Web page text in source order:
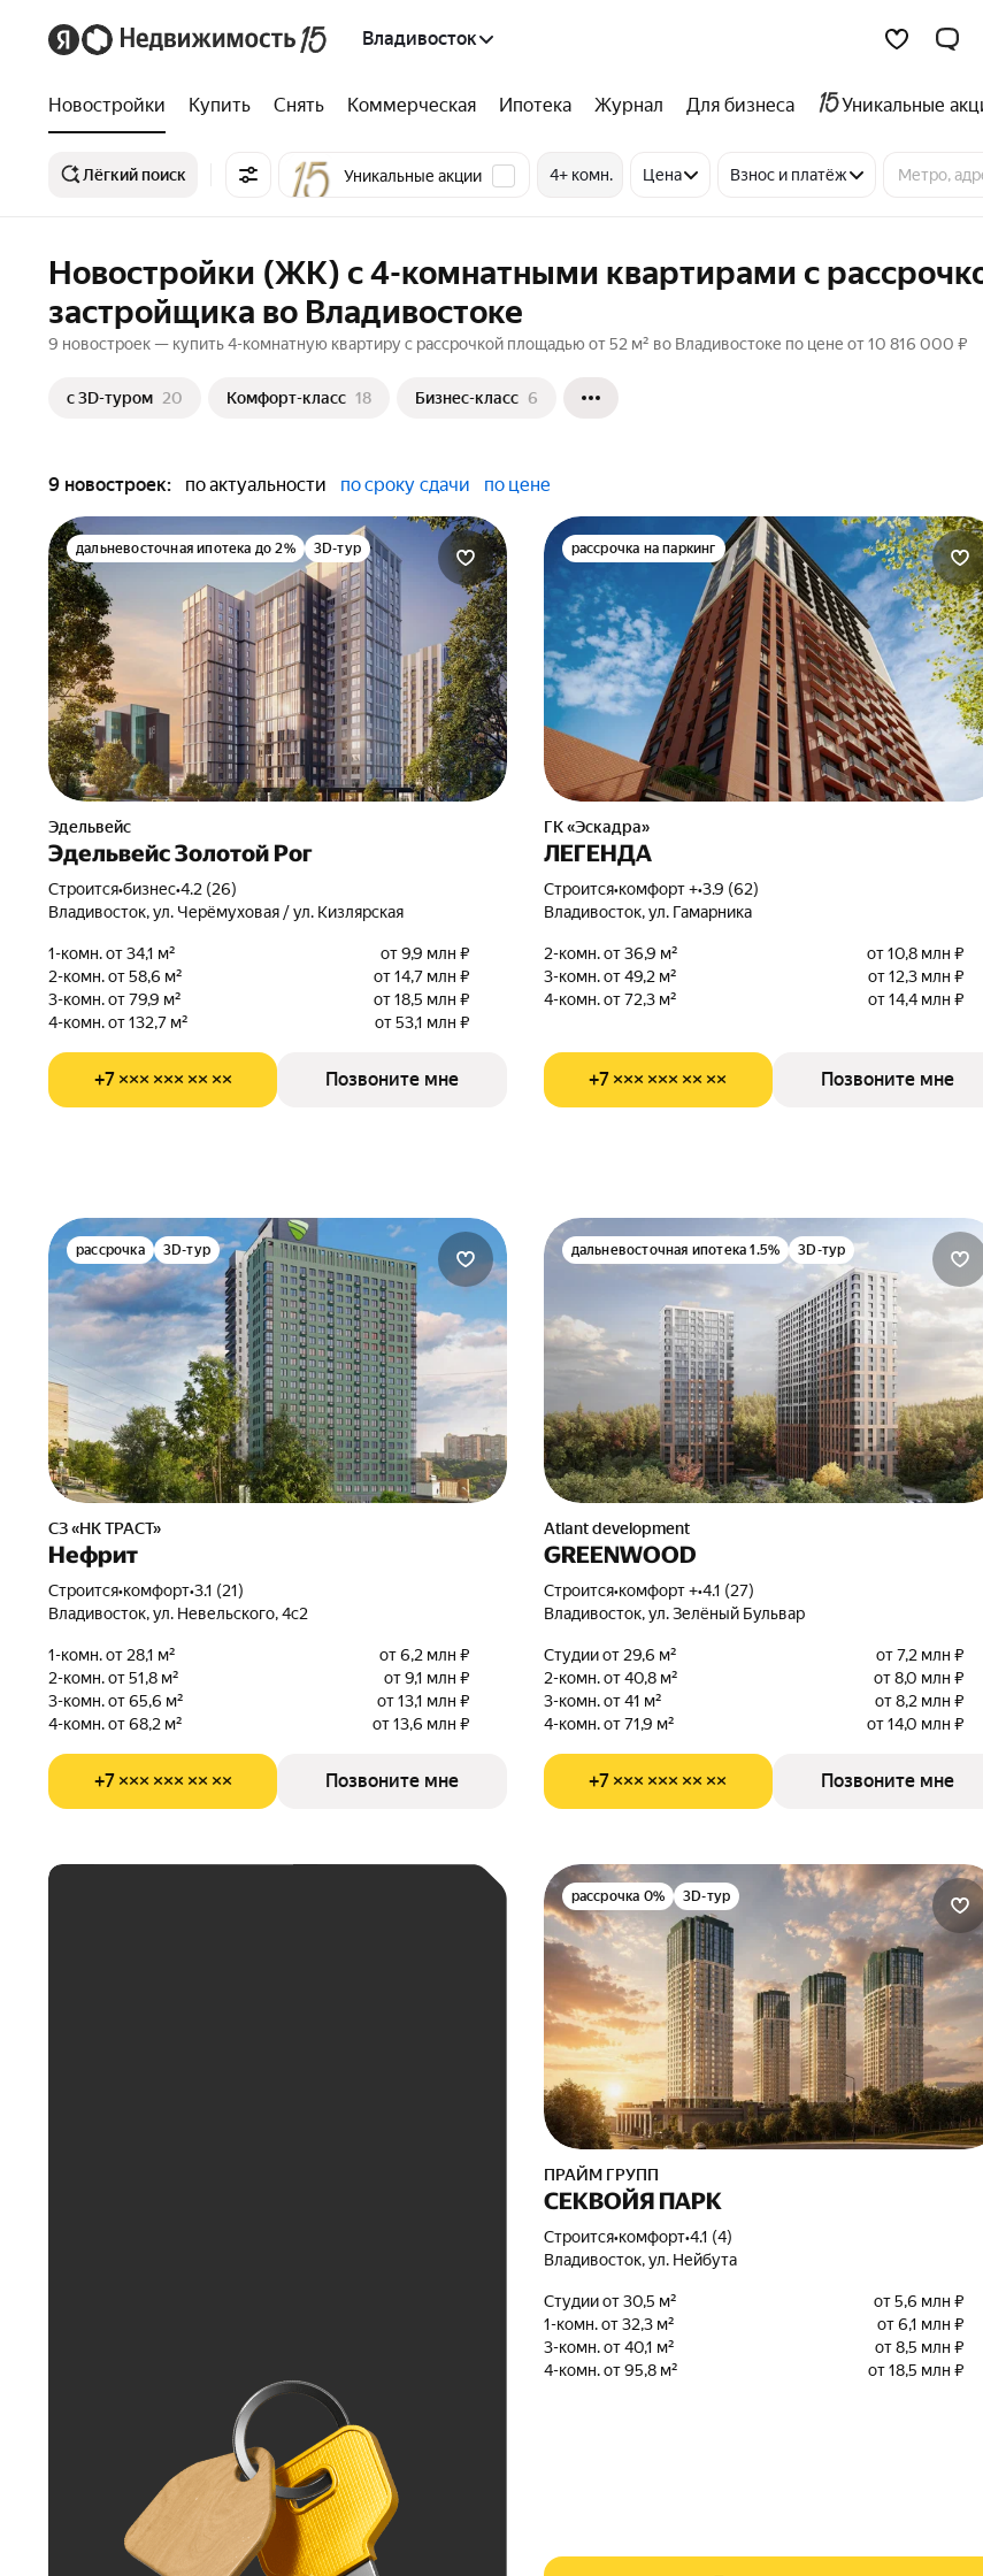
Владивосток
Новостройки Купить Снять Коммерческая Ипотека Журнал Для бизнеса Уникальные
Лёгкий поиск Уникальные акции 4+ комн. Цена Взнос и платёж
Новостройки (ЖК) с 4-комнатными квартирами с
застройщика во Владивостоке
9 новостроек — купить 4-комнатную квартиру с рассрочкой площадью от 52 м² во Владивостоке по цене от 10 816 000 ₽
c 3D-туром 20 Комфорт-класс 18 Бизнес-класс 6
9 новостроек: по актуальности по сроку сдачи по цене
дальневосточная ипотека до 2% 3D-тур
Эдельвейс
Эдельвейс Золотой Рог
Строится•бизнес•4.2 (26)
Владивосток, ул. Черёмуховая / ул. Кизлярская
1-комн. от 34,1 м²
от 9,9 млн ₽
2-комн. от 58,6 м²
от 14,7 млн ₽
3-комн. от 79,9 м²
от 18,5 млн ₽
4-комн. от 132,7 м²
от 53,1 млн ₽
+7 ××× ××× ×× ×× Позвоните мне
рассрочка на паркинг
ГК «Эскадра»
ЛЕГЕНДА
Строится•комфорт +•3.9 (62)
Владивосток, ул. Гамарника
2-комн. от 36,9 м²
от 10,8 млн ₽
3-комн. от 49,2 м²
от 12,3 млн ₽
4-комн. от 72,3 м²
от 14,4 млн ₽
+7 ××× ××× ×× ×× Позвоните мне
рассрочка 3D-тур
СЗ «НК ТРАСТ»
Нефрит
Строится•комфорт•3.1 (21)
Владивосток, ул. Невельского, 4с2
1-комн. от 28,1 м²
от 6,2 млн ₽
2-комн. от 51,8 м²
от 9,1 млн ₽
3-комн. от 65,6 м²
от 13,1 млн ₽
4-комн. от 68,2 м²
от 13,6 млн ₽
+7 ××× ××× ×× ×× Позвоните мне
дальневосточная ипотека 1.5% 3D-тур
Atlant development
GREENWOOD
Строится•комфорт +•4.1 (27)
Владивосток, ул. Зелёный Бульвар
Студии от 29,6 м²
от 7,2 млн ₽
2-комн. от 40,8 м²
от 8,0 млн ₽
3-комн. от 41 м²
от 8,2 млн ₽
4-комн. от 71,9 м²
от 14,0 млн ₽
+7 ××× ××× ×× ×× Позвоните мне
рассрочка 0% 3D-тур
ПРАЙМ ГРУПП
СЕКВОЙЯ ПАРК
Строится•комфорт•4.1 (4)
Владивосток, ул. Нейбута
Студии от 30,5 м²
от 5,6 млн ₽
1-комн. от 32,3 м²
от 6,1 млн ₽
3-комн. от 40,1 м²
от 8,5 млн ₽
4-комн. от 95,8 м²
от 18,5 млн ₽